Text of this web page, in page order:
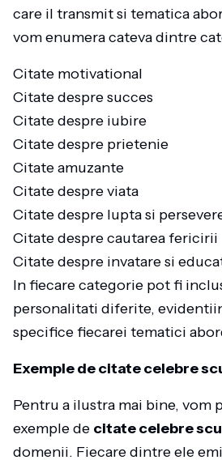
care il transmit si tematica
vom enumera cateva dintre
Citate motivational
Citate despre succes
Citate despre iubire
Citate despre prietenie
Citate amuzante
Citate despre viata
Citate despre lupta si
Citate despre cautarea fericirii
Citate despre invatare si
In fiecare categorie pot fi
personalitati diferite,
specifice fiecarei tematici
Exemple de citate celebre
Pentru a ilustra mai bine, vom
exemple de citate celebre
domenii. Fiecare dintre ele